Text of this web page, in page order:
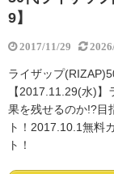
9】
2017/11/29
ライザップ
【2017.11.29(水)
果を残せるのか!?目
ト！2017.10.1無料
ト！